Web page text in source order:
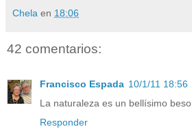
Chela en 18:06
42 comentarios:
Francisco Espada 10/1/11 18:56
La naturaleza es un bellísimo beso.
Responder